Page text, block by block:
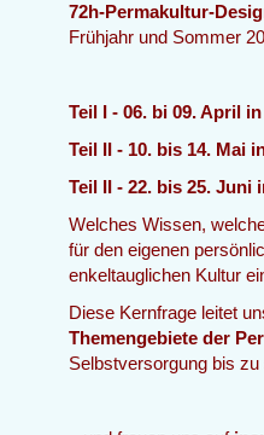
72h-Permakultur-
Frühjahr und Sommer
Teil I - 06. bi 09. April
Teil II - 10. bis 14. Mai
Teil II - 22. bis 25. Juni
Welches Wissen,
für den eigenen
enkeltauglichen Kultur
Diese Kernfrage leitet
Themengebiete der
Selbstversorgung bis